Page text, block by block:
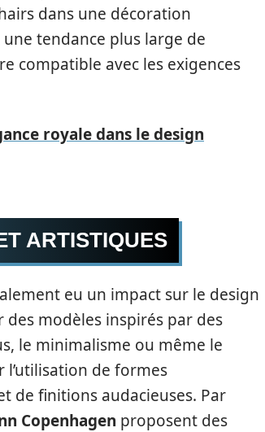
dans une décoration
tendance plus large de
compatible avec les exigences
royale dans le design
ARTISTIQUES
eu un impact sur le design
des modèles inspirés par des
le minimalisme ou même le
l’utilisation de formes
de finitions audacieuses. Par
Copenhagen proposent des